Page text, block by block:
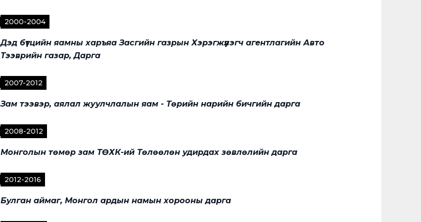
2000-2004
Дэд бүтцийн яамны харъяа Засгийн газрын Хэрэгжүүлэгч агентлагийн Авто
Тээврийн газар, Дарга
2007-2012
Зам тээвэр, аялал жуулчлалын яам - Төрийн нарийн бичгийн дарга
2008-2012
Монголын төмөр зам ТӨХК-ий Төлөөлөн удирдах зөвлөлийн дарга
2012-2016
Булган аймаг, Монгол ардын намын хорооны дарга